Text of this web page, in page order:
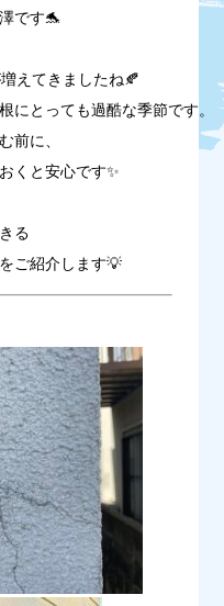
です🐬
えてきましたね🍂
にとっても過酷な季節です。
前に、
くと安心です✨
る
ご紹介します💡